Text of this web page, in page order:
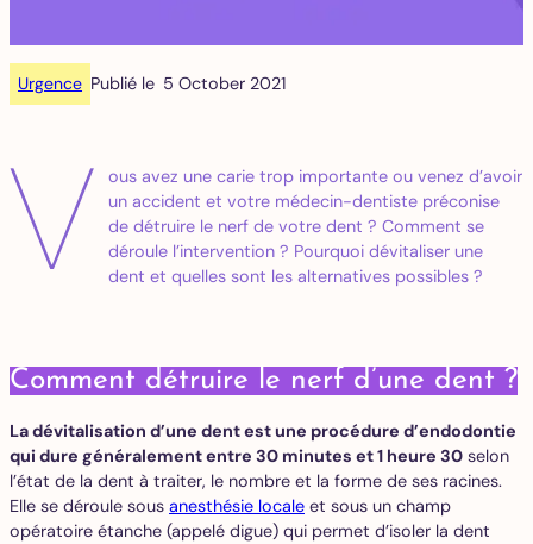
Urgence Publié le 5 October 2021
V
ous avez une carie trop importante ou venez d’avoir
un accident et votre médecin-dentiste préconise
de détruire le nerf de votre dent ? Comment se
déroule l’intervention ? Pourquoi dévitaliser une
dent et quelles sont les alternatives possibles ?
Comment détruire le nerf d’une dent ?
La dévitalisation d’une dent est une procédure d’endodontie
qui dure généralement entre 30 minutes et 1 heure 30 selon
l’état de la dent à traiter, le nombre et la forme de ses racines.
Elle se déroule sous anesthésie locale et sous un champ
opératoire étanche (appelé digue) qui permet d’isoler la dent